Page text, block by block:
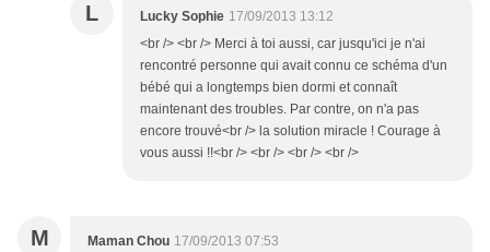
L Lucky Sophie 17/09/2013 13:12
<br /> <br /> Merci à toi aussi, car jusqu'ici je n'ai
rencontré personne qui avait connu ce schéma d'un
bébé qui a longtemps bien dormi et connaît
maintenant des troubles. Par contre, on n'a pas
encore trouvé<br /> la solution miracle ! Courage à
vous aussi !!<br /> <br /> <br /> <br />
M Maman Chou 17/09/2013 07:53